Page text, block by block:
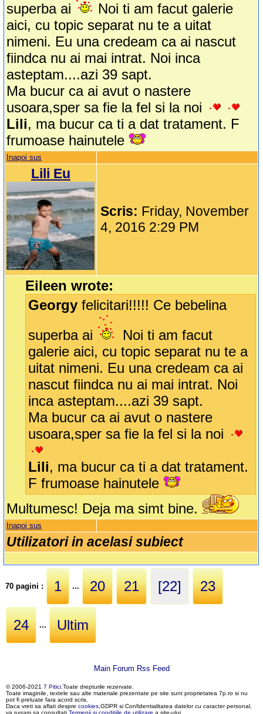
superba ai
Noi ti am facut galerie
aici, cu topic separat nu te a uitat
nimeni. Eu una credeam ca ai nascut
fiindca nu ai mai intrat. Noi inca
asteptam....azi 39 sapt.
Ma bucur ca ai avut o nastere
usoara,sper sa fie la fel si la noi
Lili, ma bucur ca ti a dat tratament. F
frumoase hainutele
Inapoi sus
Lili Eu
Scris: Friday, November
4, 2016 2:29 PM
Eileen wrote:
Georgy felicitari!!!!! Ce bebelina
superba ai
Noi ti am facut
galerie aici, cu topic separat nu te a
uitat nimeni. Eu una credeam ca ai
nascut fiindca nu ai mai intrat. Noi
inca asteptam....azi 39 sapt.
Ma bucur ca ai avut o nastere
usoara,sper sa fie la fel si la noi
Lili, ma bucur ca ti a dat tratament.
F frumoase hainutele
Multumesc! Deja ma simt bine.
Inapoi sus
Utilizatori in acelasi subiect
70 pagini : 1 ... 20 21 [22] 23
24 ... Ultim
Main Forum Rss Feed
© 2006-2021 7 Pitici.Toate drepturile rezervate.
Toate imaginile, textele sau alte materiale prezentate pe site sunt proprietatea 7p.ro si nu
pot fi preluate fara acord scris.
Daca vreti sa aflati despre cookies,GDPR si Confidentialitatea datelor cu caracter personal,